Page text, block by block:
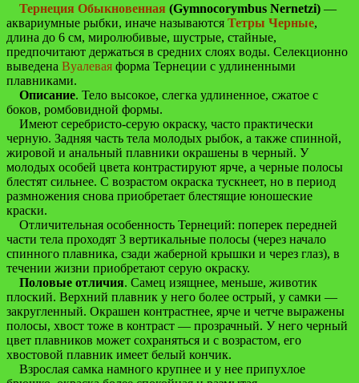
Тернеция Обыкновенная (Gymnocorymbus Nernetzi) —
аквариумные рыбки, иначе называются Тетры Черные,
длина до 6 см, миролюбивые, шустрые, стайные,
предпочитают держаться в средних слоях воды. Селекционно
выведена Вуалевая форма Тернеции с удлиненными
плавниками.
Описание. Тело высокое, слегка удлиненное, сжатое с
боков, ромбовидной формы.
Имеют серебристо-серую окраску, часто практически
черную. Задняя часть тела молодых рыбок, а также спинной,
жировой и анальный плавники окрашены в черный. У
молодых особей цвета контрастируют ярче, а черные полосы
блестят сильнее. С возрастом окраска тускнеет, но в период
размножения снова приобретает блестящие юношеские
краски.
Отличительная особенность Тернеций: поперек передней
части тела проходят 3 вертикальные полосы (через начало
спинного плавника, сзади жаберной крышки и через глаз), в
течении жизни приобретают серую окраску.
Половые отличия. Самец изящнее, меньше, животик
плоский. Верхний плавник у него более острый, у самки —
закругленный. Окрашен контрастнее, ярче и четче выражены
полосы, хвост тоже в контраст — прозрачный. У него черный
цвет плавников может сохраняться и с возрастом, его
хвостовой плавник имеет белый кончик.
Взрослая самка намного крупнее и у нее припухлое